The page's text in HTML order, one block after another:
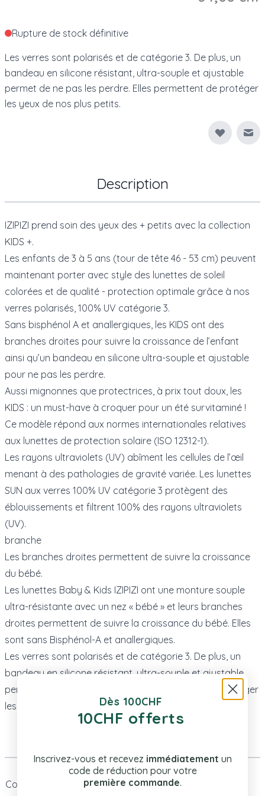
Rupture de stock définitive
Les verres sont polarisés et de catégorie 3. De plus, un
bandeau en silicone résistant, ultra-souple et ajustable
permet de ne pas les perdre. Elles permettent de protéger
les yeux de nos plus petits.
Description
IZIPIZI prend soin des yeux des + petits avec la collection
KIDS +.
Les enfants de 3 à 5 ans (tour de tête 46 - 53 cm) peuvent
maintenant porter avec style des lunettes de soleil
colorées et de qualité - protection optimale grâce à nos
verres polarisés, 100% UV catégorie 3.
Sans bisphénol A et anallergiques, les KIDS ont des
branches droites pour suivre la croissance de l’enfant
ainsi qu’un bandeau en silicone ultra-souple et ajustable
pour ne pas les perdre.
Aussi mignonnes que protectrices, à prix tout doux, les
KIDS : un must-have à croquer pour un été survitaminé !
Ce modèle répond aux normes internationales relatives
aux lunettes de protection solaire (ISO 12312-1).
Les rayons ultraviolets (UV) abîment les cellules de l’œil
menant à des pathologies de gravité variée. Les lunettes
SUN aux verres 100% UV catégorie 3 protègent des
éblouissements et filtrent 100% des rayons ultraviolets
(UV).
branche
Les branches droites permettent de suivre la croissance
du bébé.
Les lunettes Baby & Kids IZIPIZI ont une monture souple
ultra-résistante avec un nez « bébé » et leurs branches
droites permettent de suivre la croissance du bébé. Elles
sont sans Bisphénol-A et anallergiques.
Les verres sont polarisés et de catégorie 3. De plus, un
bandeau en silicone résistant, ultra-souple et ajustable
permet de ne pas les perdre. Elles permettent de protéger
les yeux de nos plus petits.
Code Article D-4853
Dès 100CHF
10CHF offerts
Inscrivez-vous et recevez immédiatement un
code de réduction pour votre
première commande.